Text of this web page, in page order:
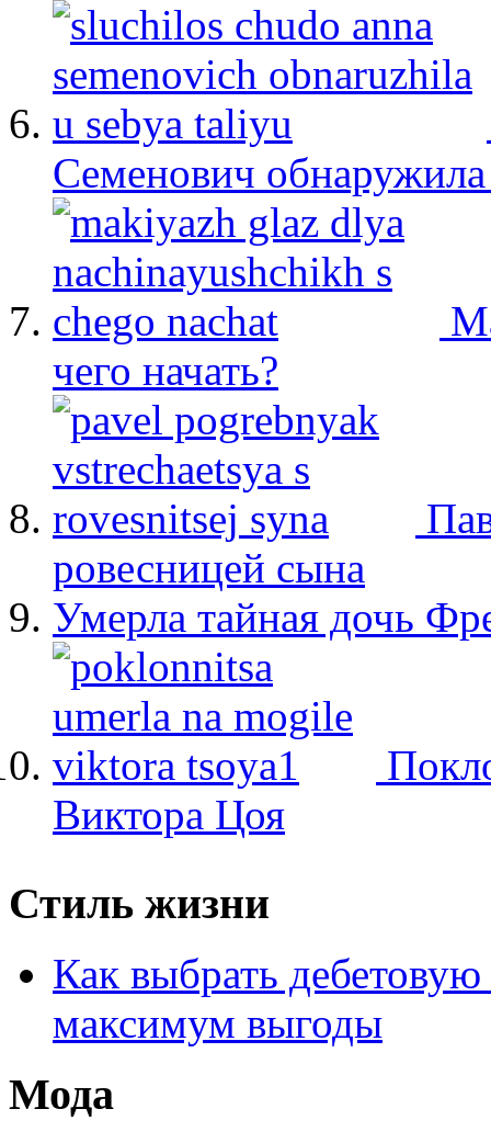
Семенович
чего начать?
ровесницей сына
Умерла тайная дочь
Виктора Цоя
Стиль жизни
Как выбрать дебетовую
максимум выгоды
Мода